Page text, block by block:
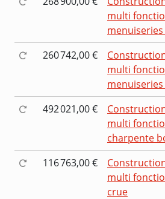
multi
260 742,00 €
multi
492 021,00 €
multi
charpente
116 763,00 €
multi
crue